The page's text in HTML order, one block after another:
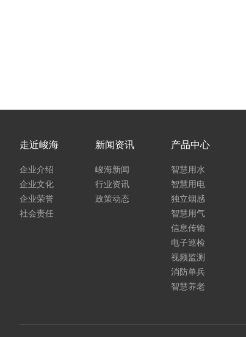
走近峻海
企业介绍
企业文化
企业荣誉
社会责任
新闻资讯
峻海新闻
行业资讯
政策动态
产品中心
智慧用水
智慧用电
独立烟感
智慧用气
信息传输
电子巡检
视频监测
消防单兵
智慧养老